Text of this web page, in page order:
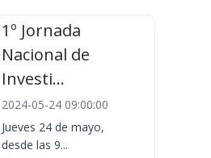
1º Jornada
Nacional de
Investi...
2024-05-24 09:00:00
Jueves 24 de mayo,
desde las 9...